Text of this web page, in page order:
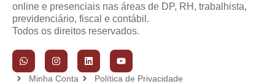
online e presenciais nas áreas de DP, RH, trabalhista,
previdenciário, fiscal e contábil.
Todos os direitos reservados.
Minha Conta Política de Privacidade